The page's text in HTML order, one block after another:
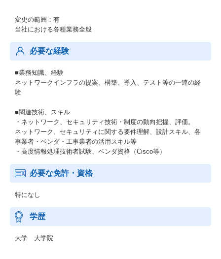
変更の範囲：有
当社における各種業務全般
必要な経験
■業務知識、経験
ネットワークインフラの提案、構築、導入、テスト等の一連の経
験
■関連技術、スキル
・ネットワーク、セキュリティ技術・制度の動向把握、評価。
ネットワーク、セキュリティに関する要件理解、設計スキル、各
事業者・ベンダ・工事業者の活用スキル等
・高度情報処理技術者試験、ベンダ資格（Cisco等）
必要な免許・資格
特になし
学歴
大学 大学院